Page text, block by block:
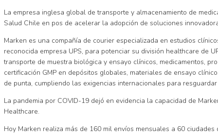
La empresa inglesa global de transporte y almacenamiento de
Salud Chile en pos de acelerar la adopción de soluciones
Marken es una compañía de courier especializada en estudios
reconocida empresa UPS, para potenciar su división healthcare de
transporte de muestra biológica y ensayo clínicos, medicamentos,
certificación GMP en depósitos globales, materiales de ensayo
de punta, cumpliendo las exigencias internacionales para
La pandemia por COVID-19 dejó en evidencia la capacidad de
Healthcare.
Hoy Marken realiza más de 160 mil envíos mensuales a 60